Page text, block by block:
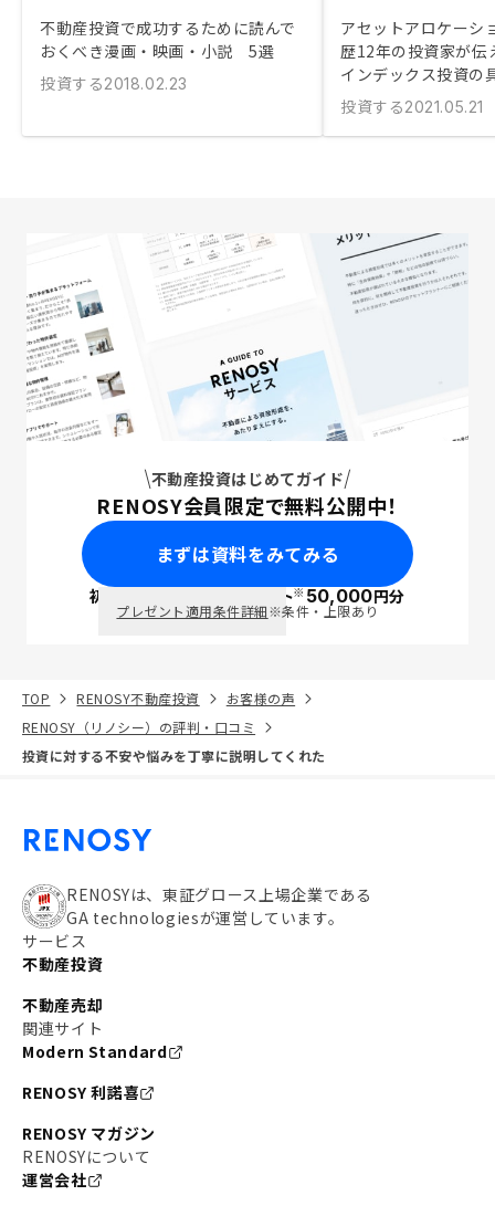
不動産投資で成功するために読んで
おくべき漫画・映画・小説 5選
投資する2018.02.23
アセットアロケーシ
歴12年の投資家が伝
インデックス投資の
投資する2021.05.21
不動産投資はじめてガイド
RENOSY会員限定で無料公開中！
まずは資料をみてみる
初回面談で ポイント※50,000円分
プレゼント適用条件詳細※条件・上限あり
TOP RENOSY不動産投資
お客様の声
RENOSY（リノシー）の評判・口コミ
投資に対する不安や悩みを丁寧に説明してくれた
RENOSYは、東証グロース上場企業である
GA technologiesが運営しています。
サービス
不動産投資
不動産売却
関連サイト
Modern Standard
RENOSY 利諾喜
RENOSY マガジン
RENOSYについて
運営会社